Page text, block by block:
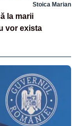
Stoica Marian
la marii
vor exista